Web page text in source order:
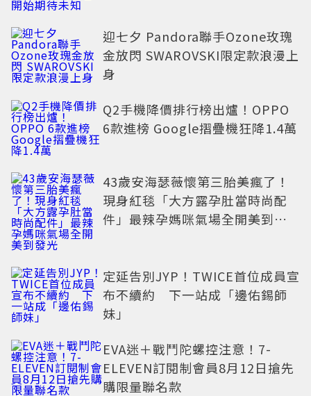
迎七夕 Pandora聯手Ozone玫瑰
金放閃 SWAROVSKI限定款浪漫上
身
Q2手機降價排行榜出爐！OPPO
6款進榜 Google摺疊機狂降1.4萬
43歲安海瑟薇懷第三胎美瘋了！
現身紅毯「大方露孕肚當時尚配
件」最辣孕媽咪氣場全開美到發
定延告別JYP！TWICE首位成員宣
布不續約 下一站成「邊佑錫師
妹」
EVA迷＋戰鬥陀螺控注意！7-
ELEVEN訂閱制會員8月12日搶先
購限量聯名款